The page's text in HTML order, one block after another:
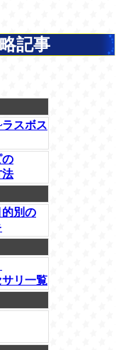
記事
ラスボス
の
法
別の
リ一覧